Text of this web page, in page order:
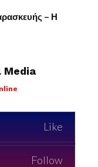
– Η
Media
Like
Follow